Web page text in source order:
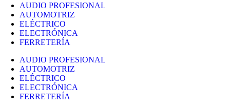
AUDIO PROFESIONAL
AUTOMOTRIZ
ELÉCTRICO
ELECTRÓNICA
FERRETERÍA
AUDIO PROFESIONAL
AUTOMOTRIZ
ELÉCTRICO
ELECTRÓNICA
FERRETERÍA